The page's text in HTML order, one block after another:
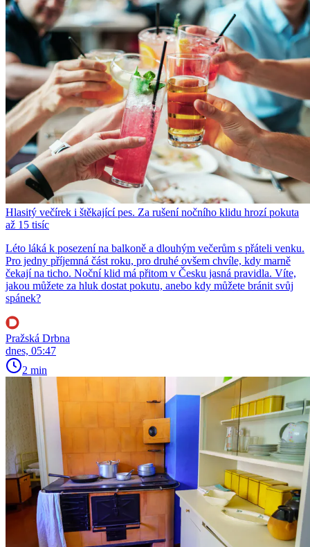
Hlasitý večírek i štěkající pes. Za rušení nočního klidu hrozí pokuta
až 15 tisíc
Léto láká k posezení na balkoně a dlouhým večerům s přáteli venku.
Pro jedny příjemná část roku, pro druhé ovšem chvíle, kdy marně
čekají na ticho. Noční klid má přitom v Česku jasná pravidla. Víte,
jakou můžete za hluk dostat pokutu, anebo kdy můžete bránit svůj
spánek?
Pražská Drbna
dnes, 05:47
2 min